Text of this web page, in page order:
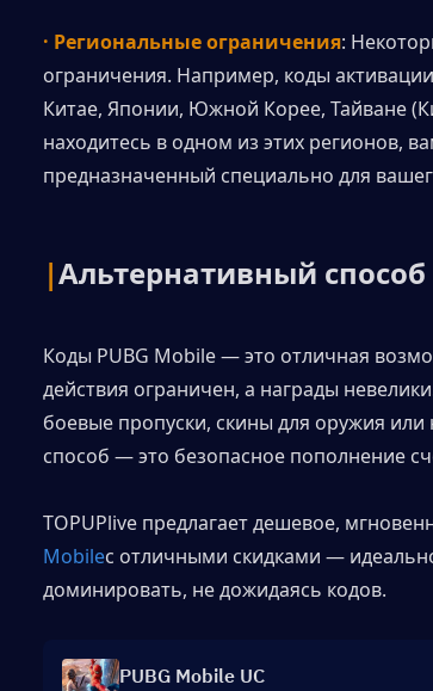
· Региональные ограничения:
ограничения. Например, коды
Китае, Японии, Южной Корее, Тайване
находитесь в одном из этих регионов,
предназначенный специально для
|Альтернативный
Коды PUBG Mobile — это отличная
действия ограничен, а награды
боевые пропуски, скины для оружия
способ — это безопасное пополнение
TOPUPlive предлагает дешевое,
Mobileс отличными скидками —
доминировать, не дожидаясь кодов.
PUBG Mobile UC